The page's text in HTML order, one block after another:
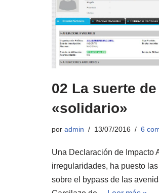
02 La suerte
«solidario»
por admin 13/07/2016 6
Una Declaración de Impacto
irregularidades, ha puesto
sobre el bypass de las